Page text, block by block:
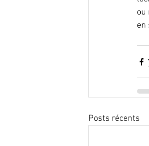
ou
en
Posts récents